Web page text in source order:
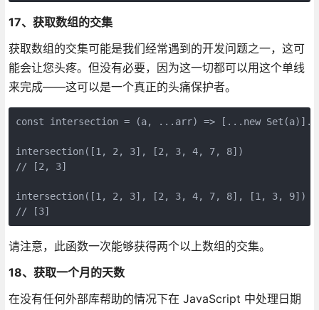
17、获取数组的交集
获取数组的交集可能是我们经常遇到的开发问题之一，这可
能会让您头疼。但没有必要，因为这一切都可以用这个单线
来完成——这可以是一个真正的头痛保护者。
const intersection = (a, ...arr) => [...new
intersection([1, 2, 3], [2, 3, 4, 7, 8])
// [2, 3]
intersection([1, 2, 3], [2, 3, 4, 7, 8], [1, 3, 9])
// [3]
请注意，此函数一次能够获得两个以上数组的交集。
18、获取一个月的天数
在没有任何外部库帮助的情况下在 JavaScript 中处理日期